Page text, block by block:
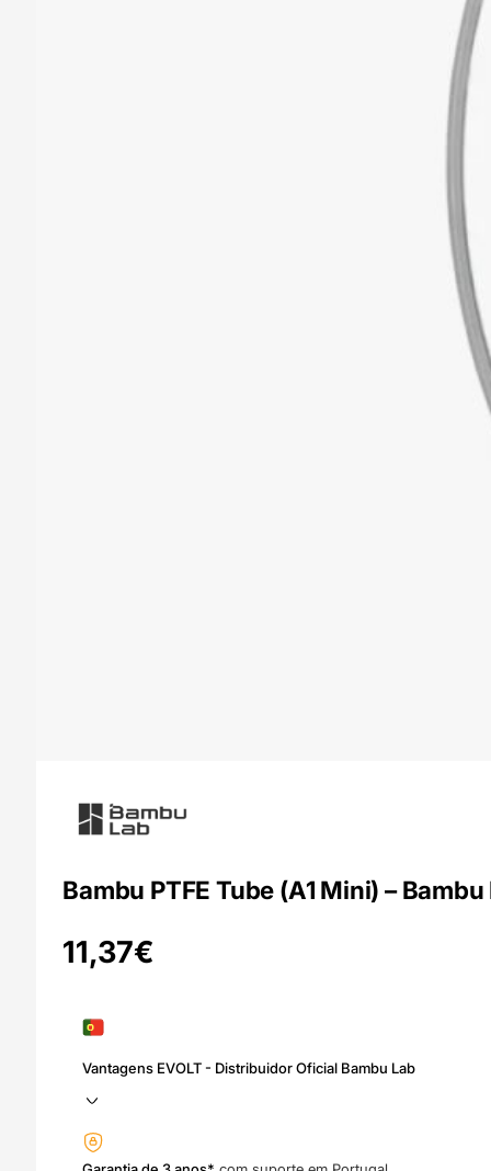
Bambu PTFE Tube (A1 Mini) – Bambu
11,37€
Vantagens EVOLT - Distribuidor Oficial Bambu Lab